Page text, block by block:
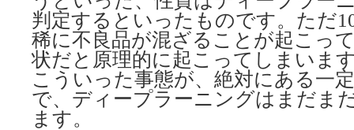
判定するといったものです。ただ
稀に不良品が混ざることが起こっ
状だと原理的に起こってしまいま
こういった事態が、絶対にある一
で、ディープラーニングはまだま
ます。